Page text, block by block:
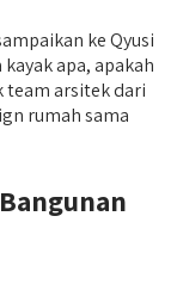
ke Qyusi
apa, apakah
team arsitek dari
rumah sama